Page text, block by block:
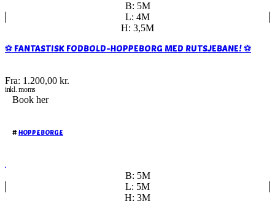
B: 5M
L: 4M
H: 3,5M
⚽ FANTASTISK FODBOLD-HOPPEBORG MED RUTSJEBANE! ⚽
Fra: 1.200,00 kr.
inkl. moms
Book her
#HOPPEBORGE
B: 5M
L: 5M
H: 3M